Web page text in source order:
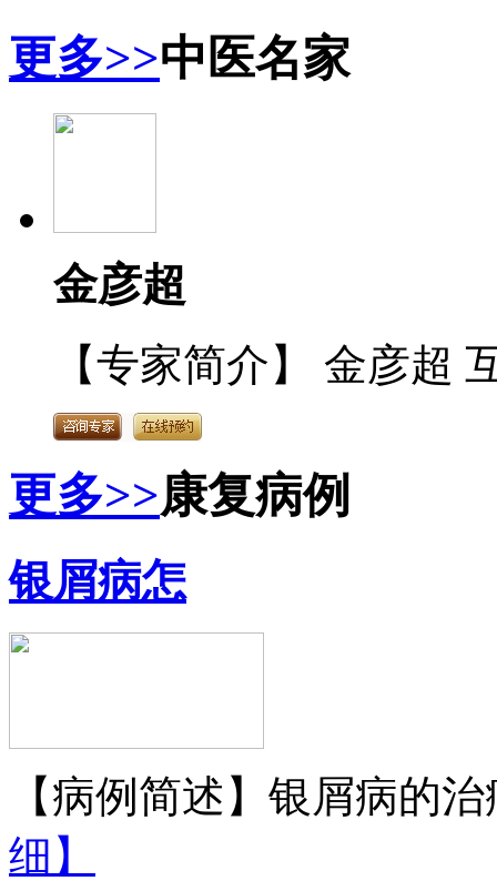
更多>>中医名家
金彦超
【专家简介】 金彦超
更多>>康复病例
银屑病怎
【病例简述】银屑病的
细】